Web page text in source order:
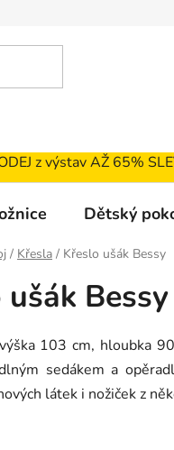
z výstav AŽ 65%
Dětský
/ Křesla / Křeslo ušák Bessy
Bessy
103 cm, hloubka
sedákem a
látek i nožiček z